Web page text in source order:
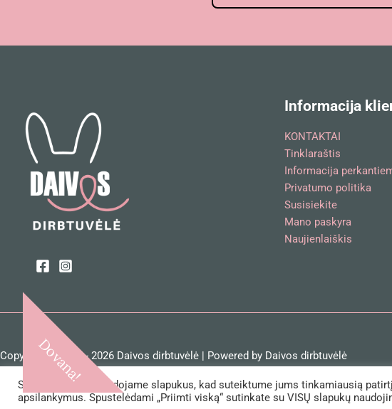
Informacija
KONTAKTAI
Tinklaraštis
Informacija
Privatumo politika
Susisiekite
Mano paskyra
Naujienlaiškis
Copyright © 2018 - 2026 Daivos dirbtuvėlė | Powered by Daivos dirbtuvėlė
Savo svetainėje naudojame slapukus, kad suteiktume jums tinkamiausią
apsilankymus. Spustelėdami „Priimti viską“ sutinkate su VISŲ slapukų
Dovana!